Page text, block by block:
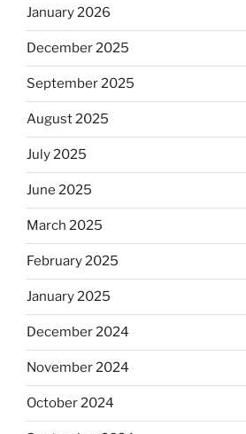
January 2026
December 2025
September 2025
August 2025
July 2025
June 2025
March 2025
February 2025
January 2025
December 2024
November 2024
October 2024